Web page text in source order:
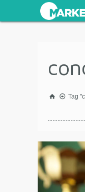
Tag